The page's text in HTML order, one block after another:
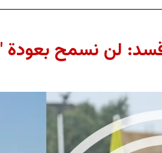
لن نسمح بعودة